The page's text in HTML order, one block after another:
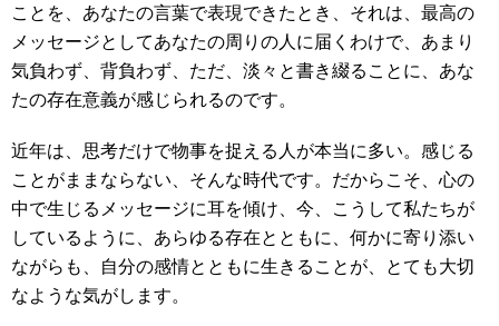
ことを、あなたの言葉で表現できたとき、それは、最高の
メッセージとしてあなたの周りの人に届くわけで、あまり
気負わず、背負わず、ただ、淡々と書き綴ることに、あな
たの存在意義が感じられるのです。
近年は、思考だけで物事を捉える人が本当に多い。感じる
ことがままならない、そんな時代です。だからこそ、心の
中で生じるメッセージに耳を傾け、今、こうして私たちが
しているように、あらゆる存在とともに、何かに寄り添い
ながらも、自分の感情とともに生きることが、とても大切
なような気がします。